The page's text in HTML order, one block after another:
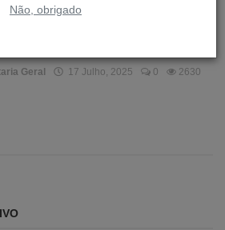
Não, obrigado
Geral 17 Julho, 2025 0 2630